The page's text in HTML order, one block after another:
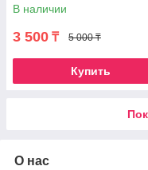
В наличии
3 500 ₸ 5 000 ₸
Купить
О нас